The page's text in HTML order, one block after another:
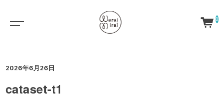
0
2026年6月26日
cataset-t1